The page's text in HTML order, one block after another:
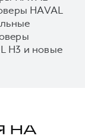
HAVAL
H3 и новые
НА